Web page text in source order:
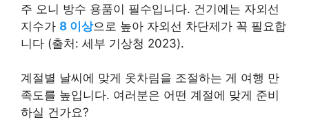
주 오니 방수 용품이 필수입니다. 건기에는 자외선
지수가 8 이상으로 높아 자외선 차단제가 꼭 필요합
니다 (출처: 세부 기상청 2023).
계절별 날씨에 맞게 옷차림을 조절하는 게 여행 만
족도를 높입니다. 여러분은 어떤 계절에 맞게 준비
하실 건가요?